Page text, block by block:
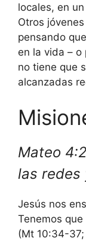
locales, en
Otros
pensando
en la vida – o
no tiene que
alcanzadas
Mateo
las redes
Jesús nos
Tenemos
(Mt 10:34-